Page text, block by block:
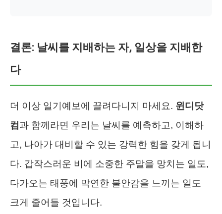
결론: 날씨를 지배하는 자, 일상을 지배한
다
더 이상 일기예보에 끌려다니지 마세요. 윈디닷
컴 과 함께라면 우리는 날씨를 예측하고, 이해하
고, 나아가 대비할 수 있는 강력한 힘을 갖게 됩니
다. 갑작스러운 비에 소중한 주말을 망치는 일도,
다가오는 태풍에 막연한 불안감을 느끼는 일도
크게 줄어들 것입니다.